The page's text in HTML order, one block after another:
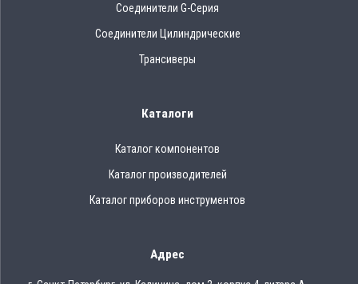
Соединители G-Серия
Соединители Цилиндрические
Трансиверы
Каталоги
Каталог компонентов
Каталог производителей
Каталог приборов инструментов
Адрес